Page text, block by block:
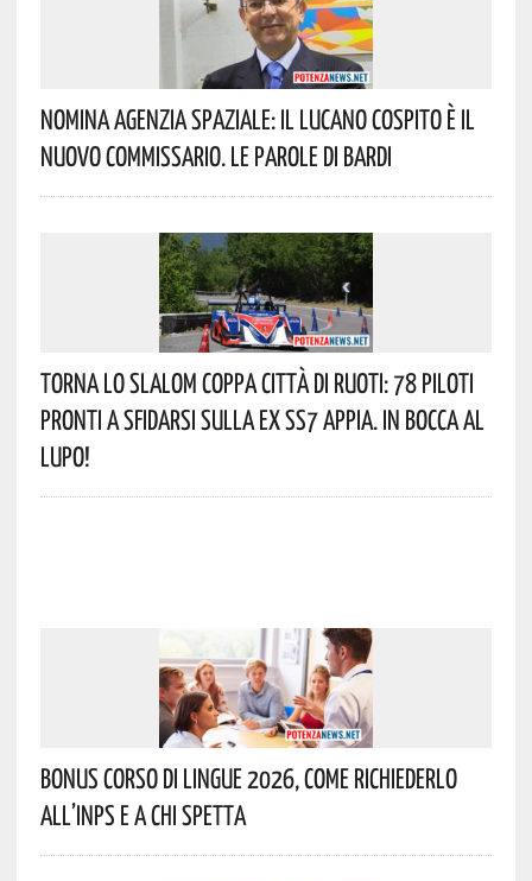
Nomina Agenzia Spaziale: Il Lucano Cospito È Il
Nuovo Commissario. Le Parole Di Bardi
Torna Lo Slalom Coppa Città Di Ruoti: 78 Piloti
Pronti A Sfidarsi Sulla Ex SS7 Appia. In Bocca Al
Lupo!
Bonus Corso Di Lingue 2026, Come Richiederlo
All’INPS E A Chi Spetta